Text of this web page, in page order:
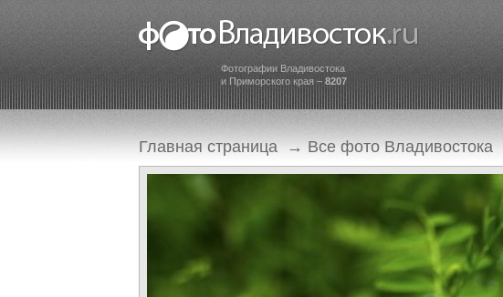
Фотографии Владивостока
и Приморского края – 8207
Главная страница → Все фото Владивостока